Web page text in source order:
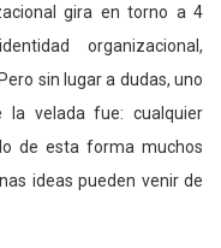
gira en torno a 4
organizacional,
sin lugar a dudas, uno
la velada fue: cualquier
de esta forma muchos
ideas pueden venir de